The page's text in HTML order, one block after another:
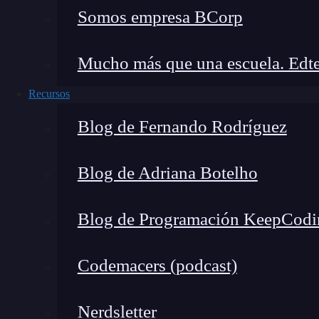
Somos empresa BCorp
Mucho más que una escuela.
Recursos
Blog de Fernando Rodríguez
Blog de Adriana Botelho
Blog de Programación
Codemacers (podcast)
Nerdsletter
parte considerable de su tiempo libre a
Participación en la comunidad:Muchos
Habilidades técnicas: Los gamers
Tipos de gamers